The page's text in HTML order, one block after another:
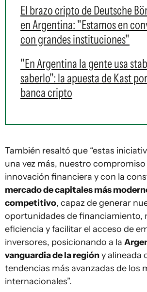
El brazo cripto de Deutsche
en Argentina: "Estamos en
con grandes instituciones"
"En Argentina la gente usa
saberlo": la apuesta de Kast
banca cripto
También resaltó que “estas
una vez más, nuestro compromiso
innovación financiera y con la
mercado de capitales más
competitivo, capaz de generar
oportunidades de financiamiento,
eficiencia y facilitar el acceso de
inversores, posicionando a la
vanguardia de la regióny alineada
tendencias más avanzadas de los
internacionales”.